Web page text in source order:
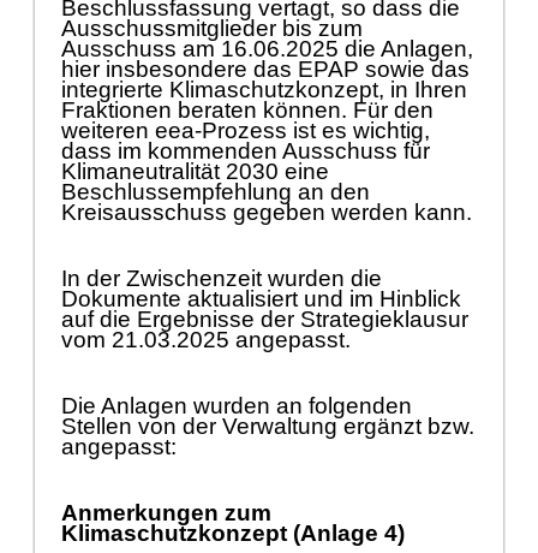
Beschlussfassung vertagt, so dass die
Ausschussmitglieder bis zum
Ausschuss am 16.06.2025 die Anlagen,
hier insbesondere das EPAP sowie das
integrierte Klimaschutzkonzept, in Ihren
Fraktionen beraten können. Für den
weiteren eea-Prozess ist es wichtig,
dass im kommenden Ausschuss für
Klimaneutralität 2030 eine
Beschlussempfehlung an den
Kreisausschuss gegeben werden kann.
In der Zwischenzeit wurden die
Dokumente aktualisiert und im Hinblick
auf die Ergebnisse der Strategieklausur
vom 21.03.2025 angepasst.
Die Anlagen wurden an folgenden
Stellen von der Verwaltung ergänzt bzw.
angepasst:
Anmerkungen zum
Klimaschutzkonzept (Anlage 4)